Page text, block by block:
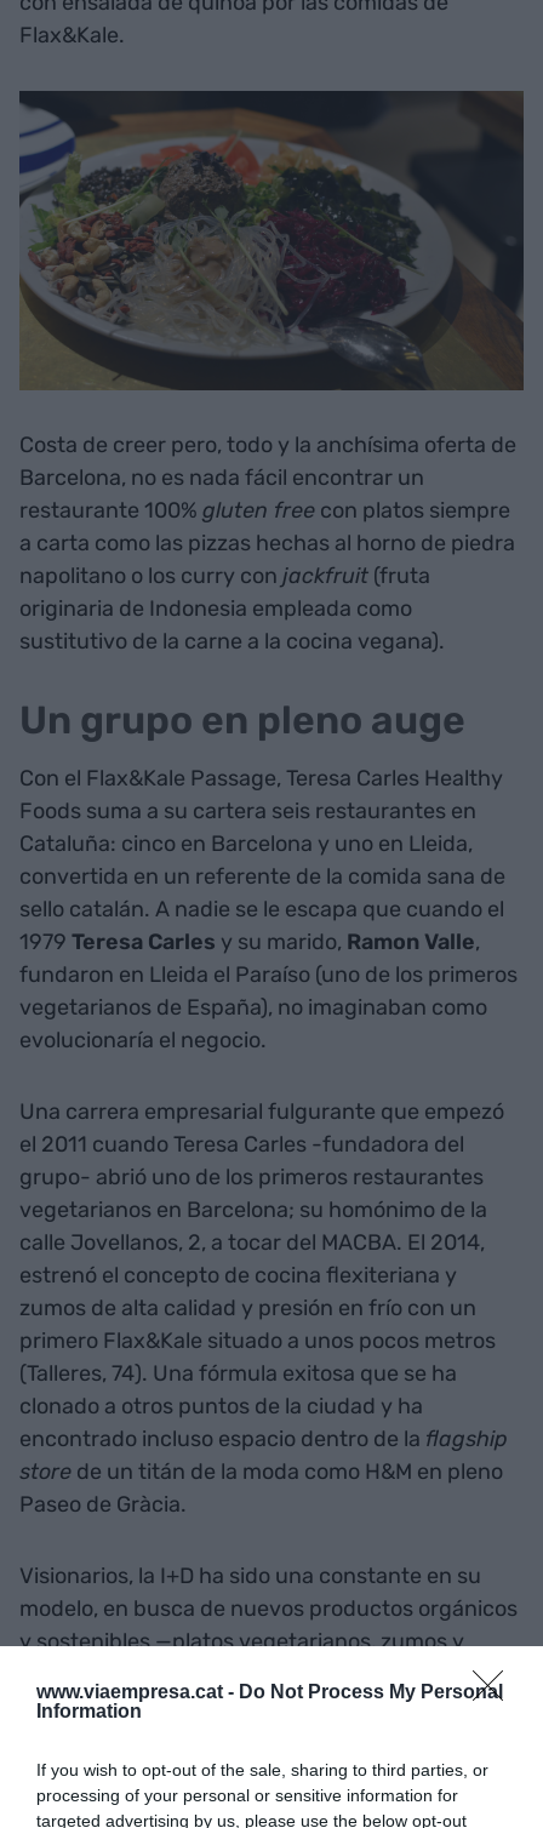
www.viaempresa.cat - Do Not Process My Personal
Information
If you wish to opt-out of the sale, sharing to third parties, or
processing of your personal or sensitive information for
targeted advertising by us, please use the below opt-out
Flax&Kale.
Costa de creer pero, todo y la anchísima oferta de
Barcelona, no es nada fácil encontrar un
restaurante 100% gluten free con platos siempre
a carta como las pizzas hechas al horno de piedra
napolitano o los curry con jackfruit (fruta
originaria de Indonesia empleada como
sustitutivo de la carne a la cocina vegana).
Un grupo en pleno auge
Con el Flax&Kale Passage, Teresa Carles Healthy
Foods suma a su cartera seis restaurantes en
Cataluña: cinco en Barcelona y uno en Lleida,
convertida en un referente de la comida sana de
sello catalán. A nadie se le escapa que cuando el
1979 Teresa Carles y su marido, Ramon Valle,
fundaron en Lleida el Paraíso (uno de los primeros
vegetarianos de España), no imaginaban como
evolucionaría el negocio.
Una carrera empresarial fulgurante que empezó
el 2011 cuando Teresa Carles -fundadora del
grupo- abrió uno de los primeros restaurantes
vegetarianos en Barcelona; su homónimo de la
calle Jovellanos, 2, a tocar del MACBA. El 2014,
estrenó el concepto de cocina flexiteriana y
zumos de alta calidad y presión en frío con un
primero Flax&Kale situado a unos pocos metros
(Talleres, 74). Una fórmula exitosa que se ha
clonado a otros puntos de la ciudad y ha
encontrado incluso espacio dentro de la flagship
store de un titán de la moda como H&M en pleno
Paseo de Gràcia.
Visionarios, la I+D ha sido una constante en su
modelo, en busca de nuevos productos orgánicos
y sostenibles —platos vegetarianos, zumos y
centro de producción en Bell-lloc d'Urgell (Pla
unos siete millones de euros. Es la central de
compras y logística con suficiente capacidad